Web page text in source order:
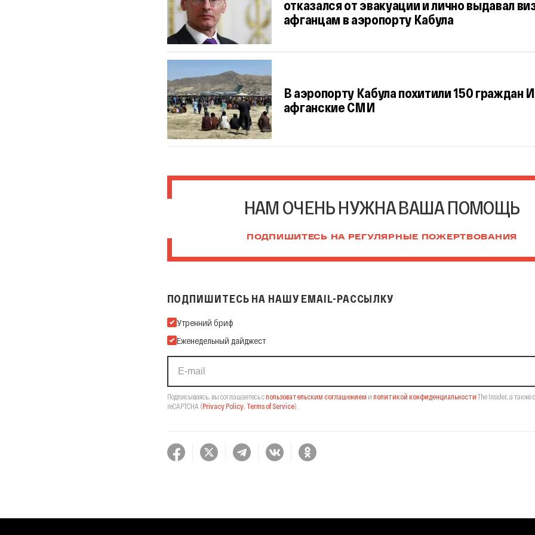
отказался от эвакуации и лично выдавал
афганцам в аэропорту Кабула
В аэропорту Кабула похитили 150 граждан
афганские СМИ
НАМ ОЧЕНЬ НУЖНА ВАША ПОМОЩЬ
ПОДПИШИТЕСЬ НА РЕГУЛЯРНЫЕ ПОЖЕРТВОВАНИЯ
ПОДПИШИТЕСЬ НА НАШУ EMAIL-РАССЫЛКУ
Подпишитесь на нашу Email-рассылку
Утренний бриф
Еженедельный дайджест
Подписываясь, вы соглашаетесь спользовательским соглашением и политикой конфиденциальности The Insider, а также
reCAPTCHA (Privacy Policy, Terms of Service).